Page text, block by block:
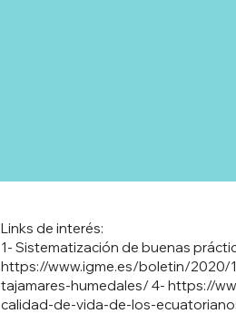
1- Sistematización de buenas
https://www.igme.es/boletin/2020/
tajamares-humedales/4- https://
calidad-de-vida-de-los-
Links de interés: